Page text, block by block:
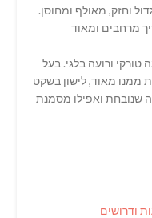
וחזק, מאולף ומחוסן.
מרחבים ומאוד
טורקי ורועה בלגי. בעל
ממנו מאוד, לישון בשקט
שנובחת ואפילו מסמנת
ודרושים